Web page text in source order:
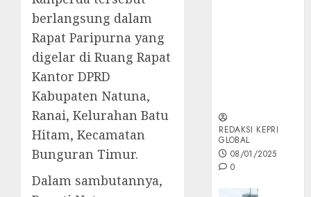
berlangsung dalam
Rapat Paripurna yang
digelar di Ruang Rapat
Kantor DPRD
Kabupaten Natuna,
Ranai, Kelurahan Batu
Hitam, Kecamatan
Bunguran Timur.
Dalam sambutannya,
REDAKSI KEPRI
GLOBAL
08/01/2025
0